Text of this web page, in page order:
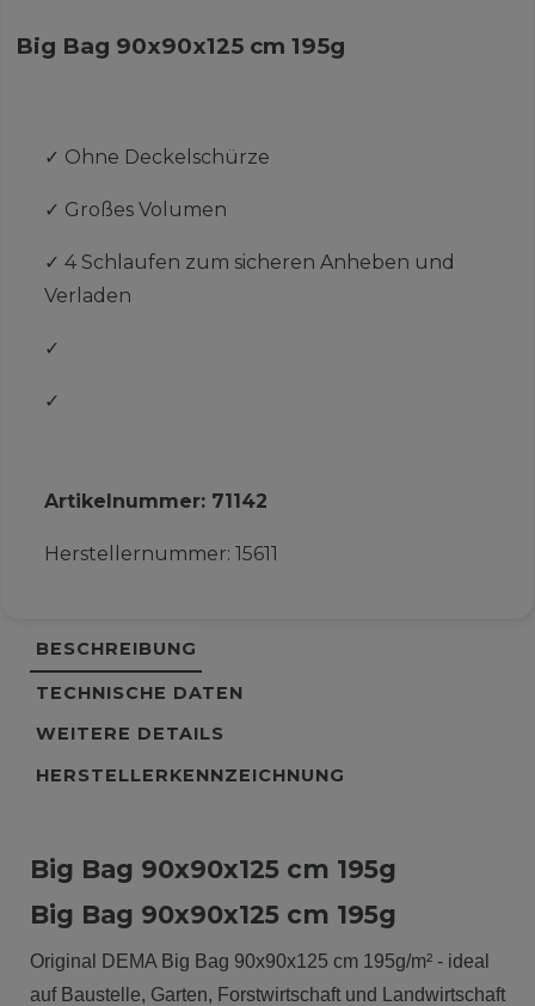
Big Bag 90x90x125 cm 195g
✓ Ohne Deckelschürze
✓ Großes Volumen
✓ 4 Schlaufen zum sicheren Anheben und
Verladen
✓
✓
Artikelnummer: 71142
Herstellernummer: 15611
BESCHREIBUNG
TECHNISCHE DATEN
WEITERE DETAILS
HERSTELLERKENNZEICHNUNG
Big Bag 90x90x125 cm 195g
Big Bag 90x90x125 cm 195g
Original DEMA Big Bag 90x90x125 cm 195g/m² - ideal
auf Baustelle, Garten, Forstwirtschaft und Landwirtschaft